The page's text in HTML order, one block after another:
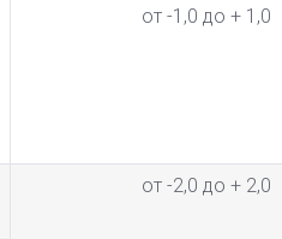
от -1,0 до + 1,0
от -2,0 до + 2,0